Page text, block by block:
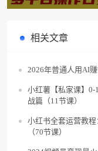
白易上手多平台操作日变
相关文章
2026年普通人用AI
小红薯【私家课】0-
战篇（11节课）
小红书全套运营教
（70节课）